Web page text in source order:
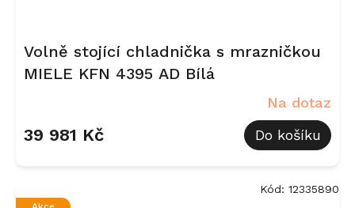
Volně stojící chladnička s mrazničkou
MIELE KFN 4395 AD Bílá
Na dotaz
39 981 Kč Do košíku
Kód: 12335890